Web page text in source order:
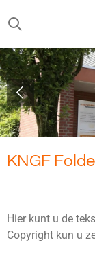
Ga
direct
naar
de
hoofdinhoud
KNGF
Hier kunt u de
Copyright kun u